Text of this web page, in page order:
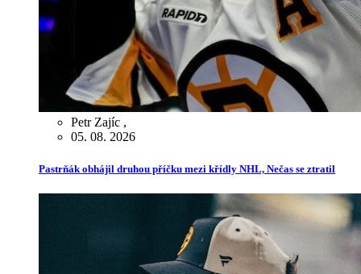
Petr Zajíc ,
05. 08. 2026
Pastrňák obhájil druhou příčku mezi křídly NHL, Nečas se ztratil